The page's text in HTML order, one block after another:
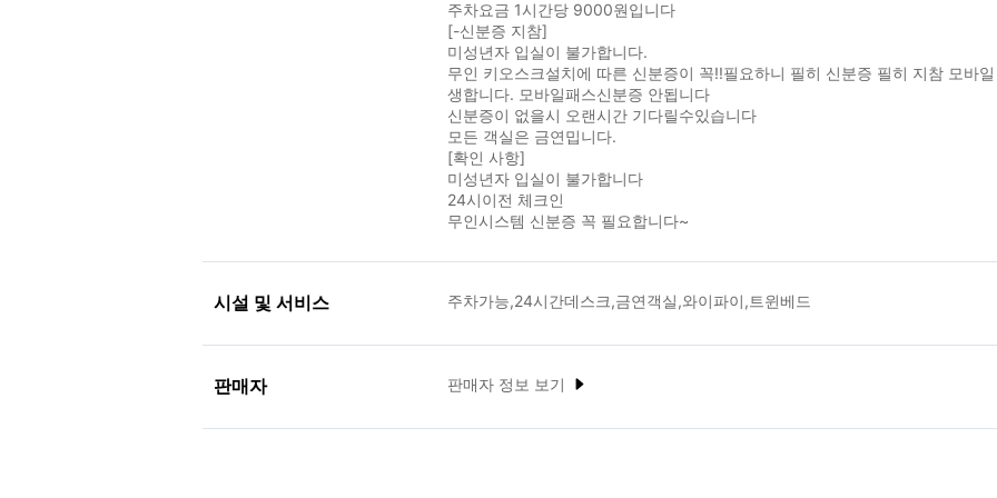
주차요금 1시간당 9000원입니다
[-신분증 지참]
미성년자 입실이 불가합니다.
무인 키오스크설치에 따른 신분증이 꼭!!필요하니 필히 신분증 필히 지참 모바
생합니다. 모바일패스신분증 안됩니다
신분증이 없을시 오랜시간 기다릴수있습니다
모든 객실은 금연밉니다.
[확인 사항]
미성년자 입실이 불가합니다
24시이전 체크인
무인시스템 신분증 꼭 필요합니다~
시설 및 서비스 주차가능,24시간데스크,금연객실,와이파이,트윈베드
판매자 판매자 정보 보기